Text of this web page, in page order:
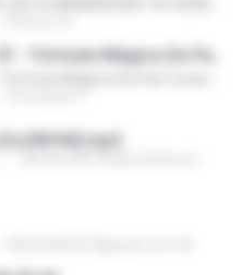
[NOVA].mp3